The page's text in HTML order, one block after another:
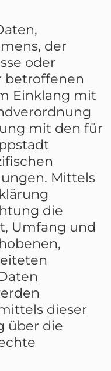
der
oder
betroffenen
Einklang mit
mit den für
Mittels
die
Umfang und
dieser
über die